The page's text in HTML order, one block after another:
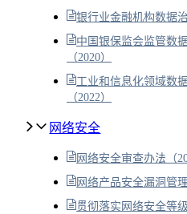
银行业金融机构数据
中国银保监会监管数
（2020）
工业和信息化领域数
（2022）
网络安全
网络安全审查办法（
网络产品安全漏洞管
贯彻落实网络安全等